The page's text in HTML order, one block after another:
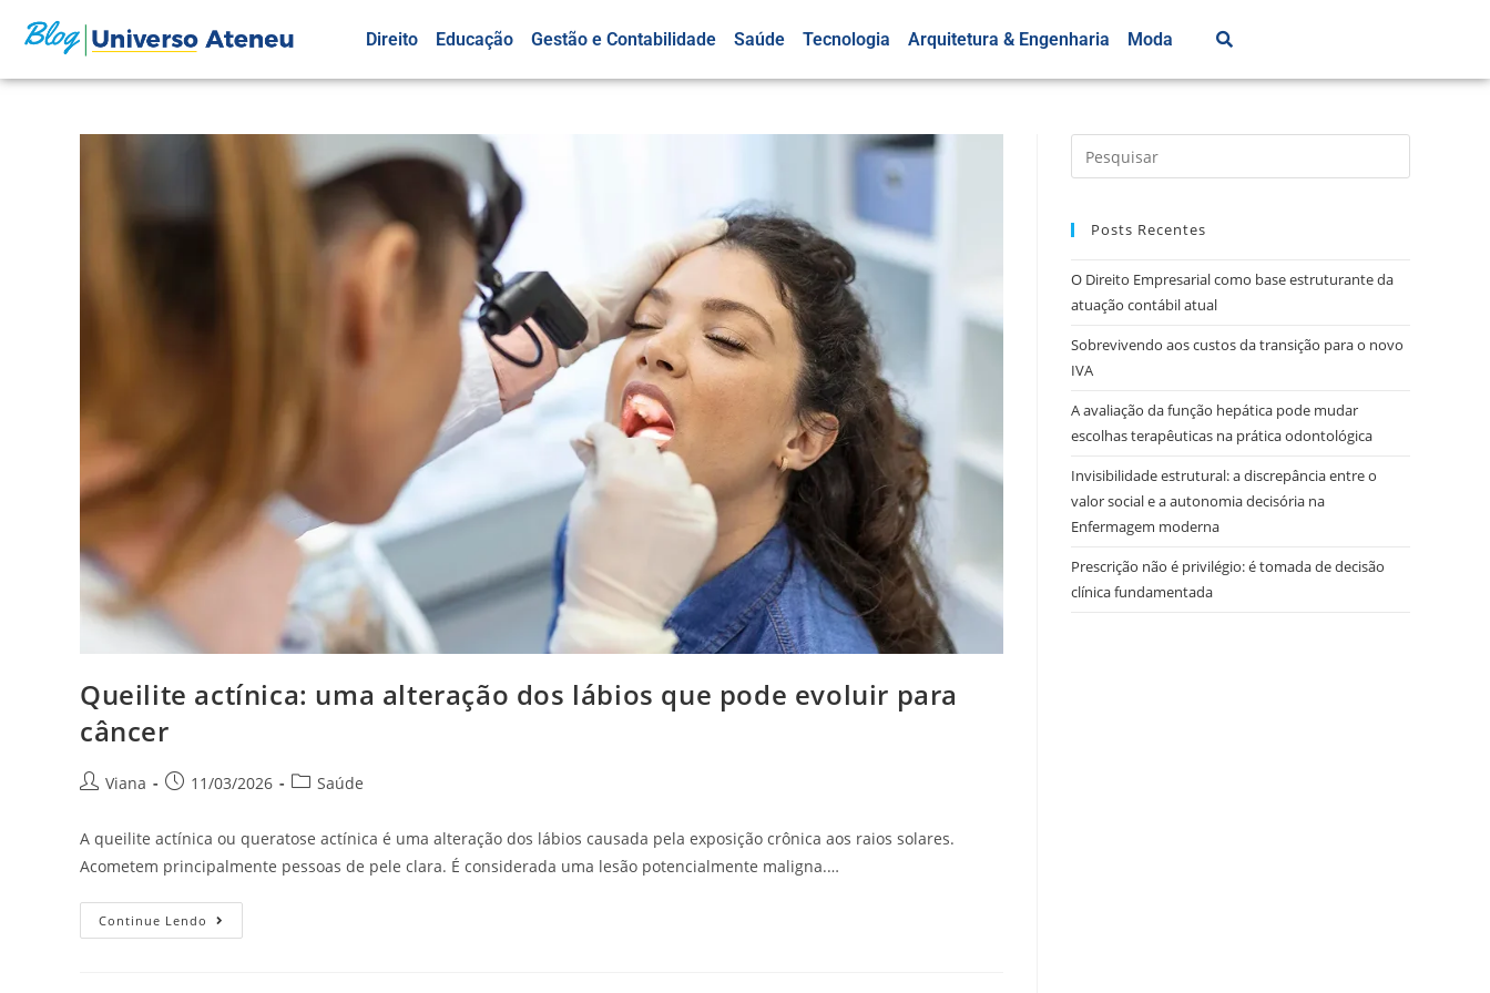
Direito Educação Gestão e Contabilidade Saúde Tecnologia Arquitetura & Engenharia Moda
Queilite actínica: uma alteração dos lábios que pode evoluir para
câncer
Viana 11/03/2026 Saúde
A queilite actínica ou queratose actínica é uma alteração dos lábios causada pela exposição crônica aos raios solares.
Acometem principalmente pessoas de pele clara. É considerada uma lesão potencialmente maligna.…
Continue Lendo
Posts Recentes
O Direito Empresarial como base estruturante da
atuação contábil atual
Sobrevivendo aos custos da transição para o novo
IVA
A avaliação da função hepática pode mudar
escolhas terapêuticas na prática odontológica
Invisibilidade estrutural: a discrepância entre o
valor social e a autonomia decisória na
Enfermagem moderna
Prescrição não é privilégio: é tomada de decisão
clínica fundamentada